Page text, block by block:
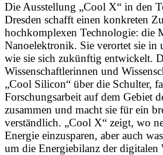
Die Ausstellung „Cool X“ in den
Dresden schafft einen konkreten
hochkomplexen Technologie: die
Nanoelektronik. Sie verortet sie in
wie sie sich zukünftig entwickelt.
Wissenschaftlerinnen und
„Cool Silicon“ über die Schulter,
Forschungsarbeit auf dem Gebiet
zusammen und macht sie für ein
verständlich. „Cool X“ zeigt, wo
Energie einzusparen, aber auch
um die Energiebilanz der digitalen